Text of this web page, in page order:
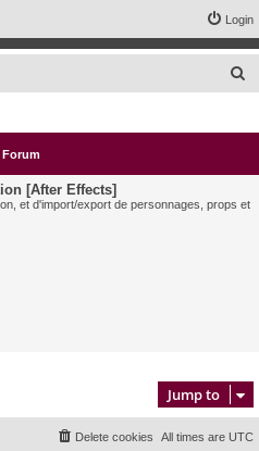
Login
c
h
Forum
[After Effects]
et d'import/export de personnages, props et
Jump to
All times are UTC
Delete cookies